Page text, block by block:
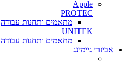
Apple
PROTEC
מתאמים ותחנות עבודה
UNITEK
מתאמים ותחנות עבודה
אביזרי גיימינג